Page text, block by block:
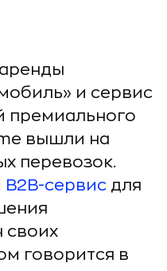
и сервис
премиального
вышли на
перевозок.
B2B-сервис для
своих
говорится в